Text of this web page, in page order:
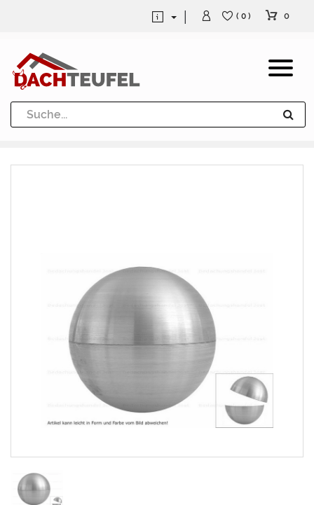
Dachrinne und Fallrohre
Werkzeuge und Löttechnik
( 0 ) 0